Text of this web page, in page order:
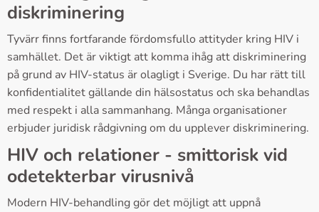
diskriminering
Tyvärr finns fortfarande fördomsfullo attityder kring HIV i
samhället. Det är viktigt att komma ihåg att diskriminering
på grund av HIV-status är olagligt i Sverige. Du har rätt till
konfidentialitet gällande din hälsostatus och ska behandlas
med respekt i alla sammanhang. Många organisationer
erbjuder juridisk rådgivning om du upplever diskriminering.
HIV och relationer - smittorisk vid
odetekterbar virusnivå
Modern HIV-behandling gör det möjligt att uppnå